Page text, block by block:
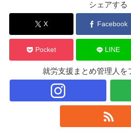
シェアする
X Facebook
Pocket LINE
就労支援まとめ管理人を